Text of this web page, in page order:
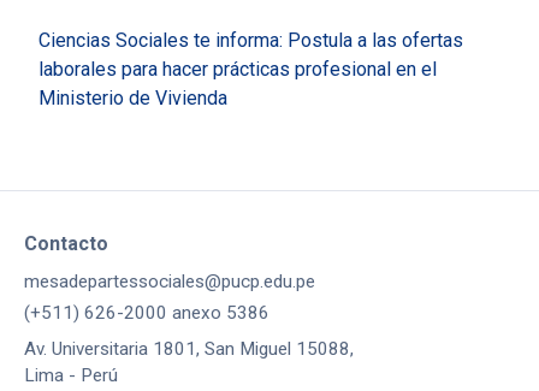
Ciencias Sociales te informa: Postula a las ofertas
laborales para hacer prácticas profesional en el
Ministerio de Vivienda
Contacto
mesadepartessociales@pucp.edu.pe
(+511) 626-2000 anexo 5386
Av. Universitaria 1801, San Miguel 15088,
Lima - Perú